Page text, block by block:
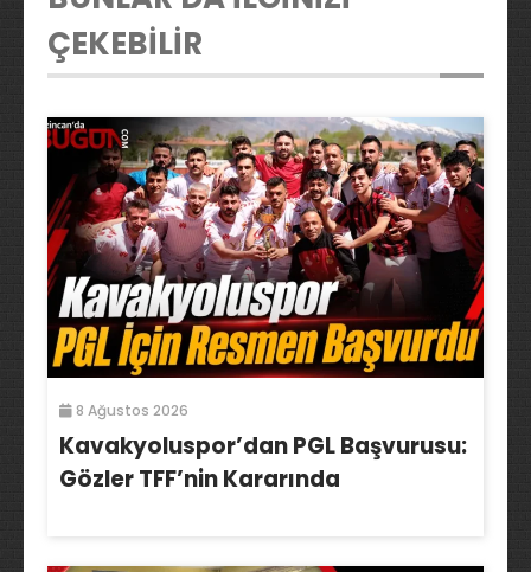
ÇEKEBİLİR
8 Ağustos 2026
Kavakyoluspor’dan PGL Başvurusu:
Gözler TFF’nin Kararında